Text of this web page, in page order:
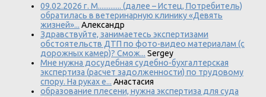
09.02.2026 г. М............. (далее – Истец, Потребитель)
обратилась в ветеринарную клинику «Девять
жизней»... Александр
Здравствуйте, занимаетесь экспертизами
обстоятельств ДТП по фото-видео материалам (с
дорожных камер)? Смож... Sergey
Мне нужна досудебная судебно-бухгалтерская
экспертиза (расчет задолженности) по трудовому
спору. На руках е... Анастасия
образование плесени, нужна экспертиза для суда